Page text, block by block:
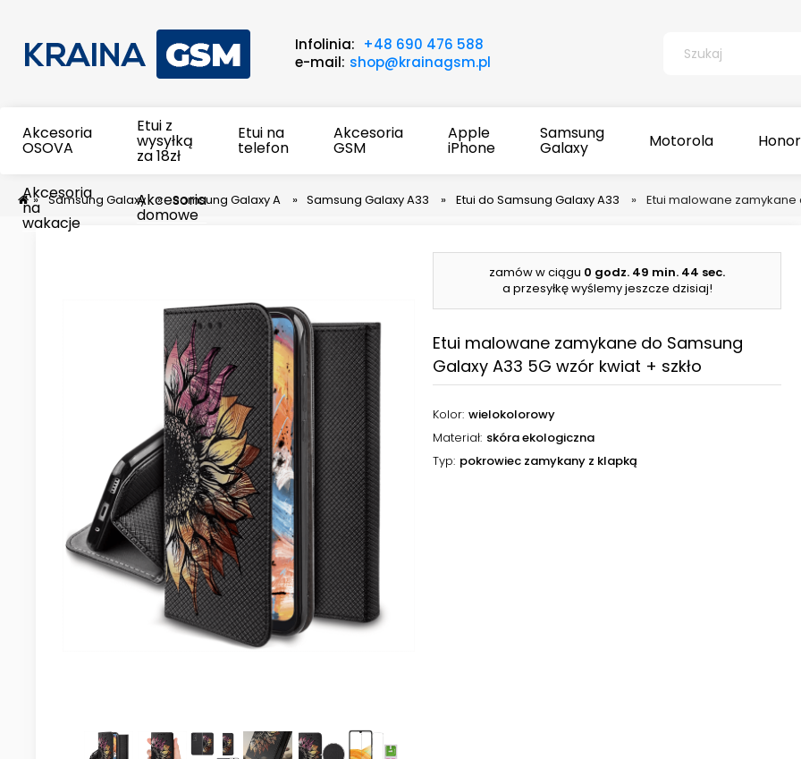
Infolinia: +48 690 476 588
e-mail: shop@krainagsm.pl
Akcesoria
OSOVA
Etui z
wysyłką
za 18zł
Etui na
telefon
Akcesoria
GSM
Apple
iPhone
Samsung
Galaxy Motorola Honor
Akcesoria
na
wakacje
Akcesoria
domowe
» Samsung Galaxy » Samsung Galaxy A » Samsung Galaxy A33 » Etui do Samsung Galaxy A33 » Etui malowane zamykane
zamów w ciągu 0 godz. 49 min. 44 sec.
a przesyłkę wyślemy jeszcze dzisiaj!
Etui malowane zamykane do Samsung
Galaxy A33 5G wzór kwiat + szkło
Kolor wielokolorowy
Materiał skóra ekologiczna
Typ pokrowiec zamykany z klapką